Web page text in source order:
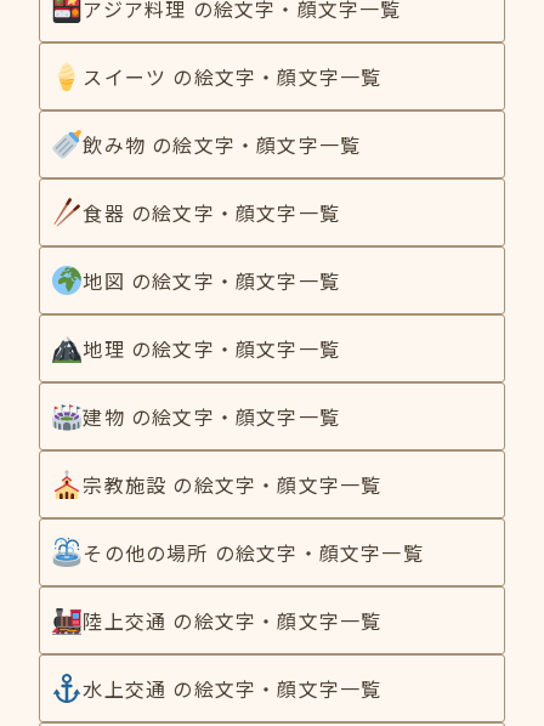
アジア料理 の絵文字・顔文字一覧
スイーツ の絵文字・顔文字一覧
飲み物 の絵文字・顔文字一覧
食器 の絵文字・顔文字一覧
地図 の絵文字・顔文字一覧
地理 の絵文字・顔文字一覧
建物 の絵文字・顔文字一覧
宗教施設 の絵文字・顔文字一覧
その他の場所 の絵文字・顔文字一覧
陸上交通 の絵文字・顔文字一覧
水上交通 の絵文字・顔文字一覧